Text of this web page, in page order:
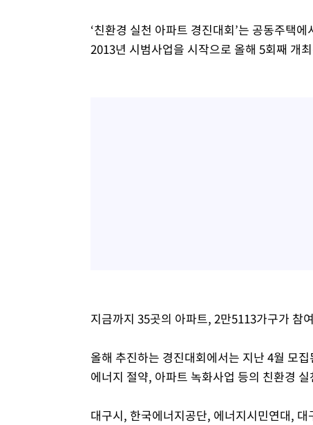
[속보]코스피, 6200선 약보합…0.60% 내린 6258.77에 마쳐
[속보]원·달러 환율, 7.7원 내린 1416.1원 마감
‘친환경 실천 아파트 경진대회’는 공동주택
2013년 시범사업을 시작으로 올해 5회째 개
지금까지 35곳의 아파트, 2만5113가구가 참
올해 추진하는 경진대회에서는 지난 4월 모
에너지 절약, 아파트 녹화사업 등의 친환경
대구시, 한국에너지공단, 에너지시민연대,